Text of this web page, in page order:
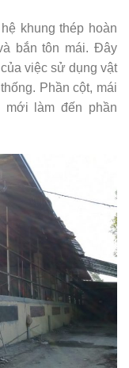
khung thép hoàn
bắn tôn mái. Đây
việc sử dụng vật
Phần cột, mái
làm đến phần